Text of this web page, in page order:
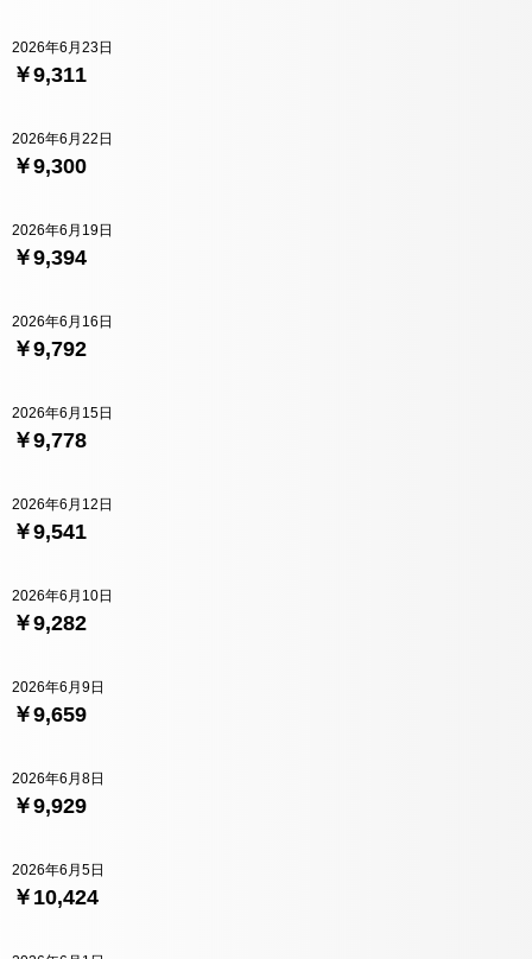
￥9,311
2026年6月23日
￥9,300
2026年6月22日
￥9,394
2026年6月19日
￥9,792
2026年6月16日
￥9,778
2026年6月15日
￥9,541
2026年6月12日
￥9,282
2026年6月10日
￥9,659
2026年6月9日
￥9,929
2026年6月8日
￥10,424
2026年6月5日